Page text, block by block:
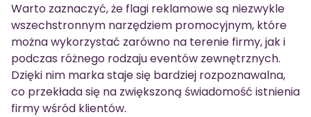
Warto zaznaczyć, że flagi reklamowe są niezwykle
wszechstronnym narzędziem promocyjnym, które
można wykorzystać zarówno na terenie firmy, jak i
podczas różnego rodzaju eventów zewnętrznych.
Dzięki nim marka staje się bardziej rozpoznawalna,
co przekłada się na zwiększoną świadomość istnienia
firmy wśród klientów.